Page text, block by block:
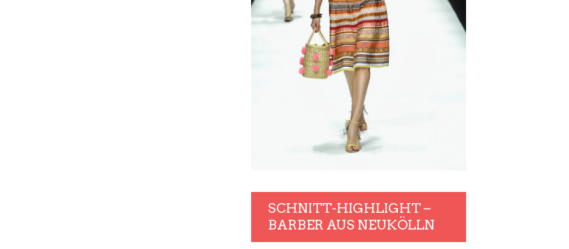
SCHNITT-HIGHLIGHT –
BARBER AUS NEUKÖLLN